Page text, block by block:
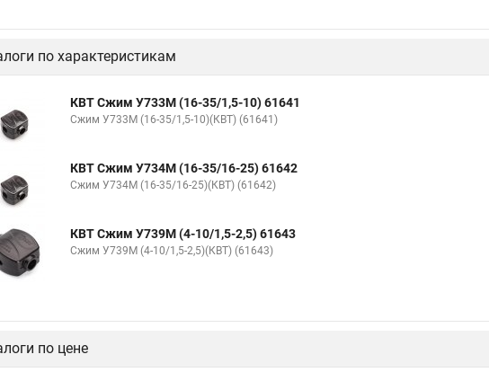
по характеристикам
КВТ Сжим У733М (16-35/1,5-10) 61641
Сжим У733М (16-35/1,5-10)(КВТ) (61641)
КВТ Сжим У734М (16-35/16-25) 61642
Сжим У734М (16-35/16-25)(КВТ) (61642)
КВТ Сжим У739М (4-10/1,5-2,5) 61643
Сжим У739М (4-10/1,5-2,5)(КВТ) (61643)
по цене